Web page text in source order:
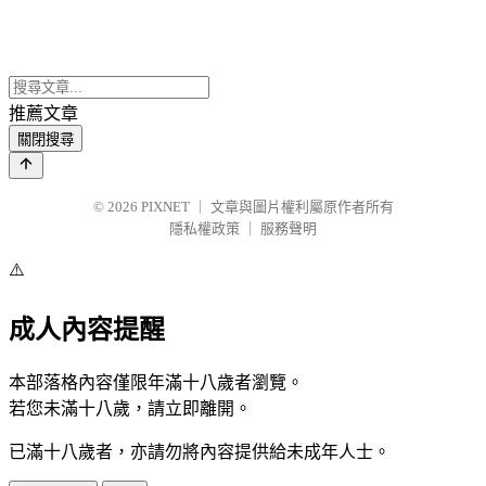
推薦文章
關閉搜尋
© 2026 PIXNET
文章與圖片權利屬原作者所有
隱私權政策
服務聲明
⚠️
成人內容提醒
本部落格內容僅限年滿十八歲者瀏覽。
若您未滿十八歲，請立即離開。
已滿十八歲者，亦請勿將內容提供給未成年人士。